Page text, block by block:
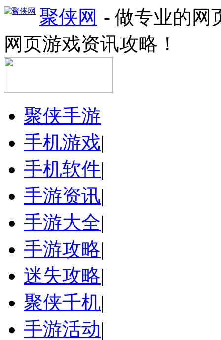
聚侠网 - 做专业的网
网页游戏资讯攻略！
聚侠手游
手机游戏|
手机软件|
手游资讯|
手游大全|
手游攻略|
迷失攻略|
聚侠千机|
手游活动|